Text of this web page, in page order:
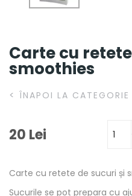
Carte cu
smoothies
< ÎNAPOI LA CATEGORIE
20 Lei
Carte cu retete de sucuri și
Sucurile se pot prepara cu